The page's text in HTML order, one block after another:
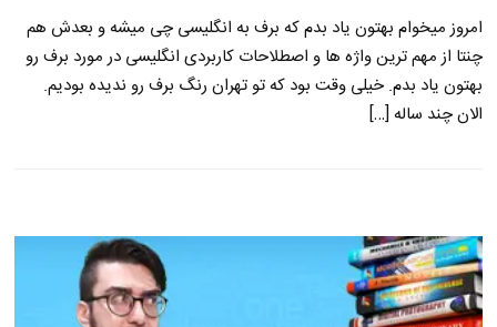
امروز میخوام بهتون یاد بدم که برف به انگلیسی چی میشه و بعدش هم
چنتا از مهم ترین واژه ها و اصطلاحات کاربردی انگلیسی در مورد برف رو
بهتون یاد بدم. خیلی وقت بود که تو تهران رنگ برف رو ندیده بودیم.
الان چند ساله […]